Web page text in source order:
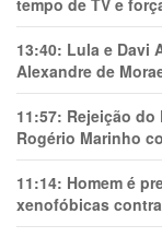
tempo de TV e
13:40: Lula e Davi
Alexandre de
11:57: Rejeição do
Rogério Marinho
11:14: Homem é
xenofóbicas